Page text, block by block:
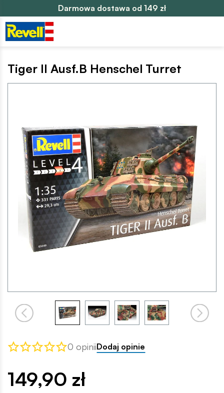
Darmowa dostawa od 149 zł
Tiger II Ausf.B Henschel Turret
0 opiniiDodaj opinie
149,90 zł